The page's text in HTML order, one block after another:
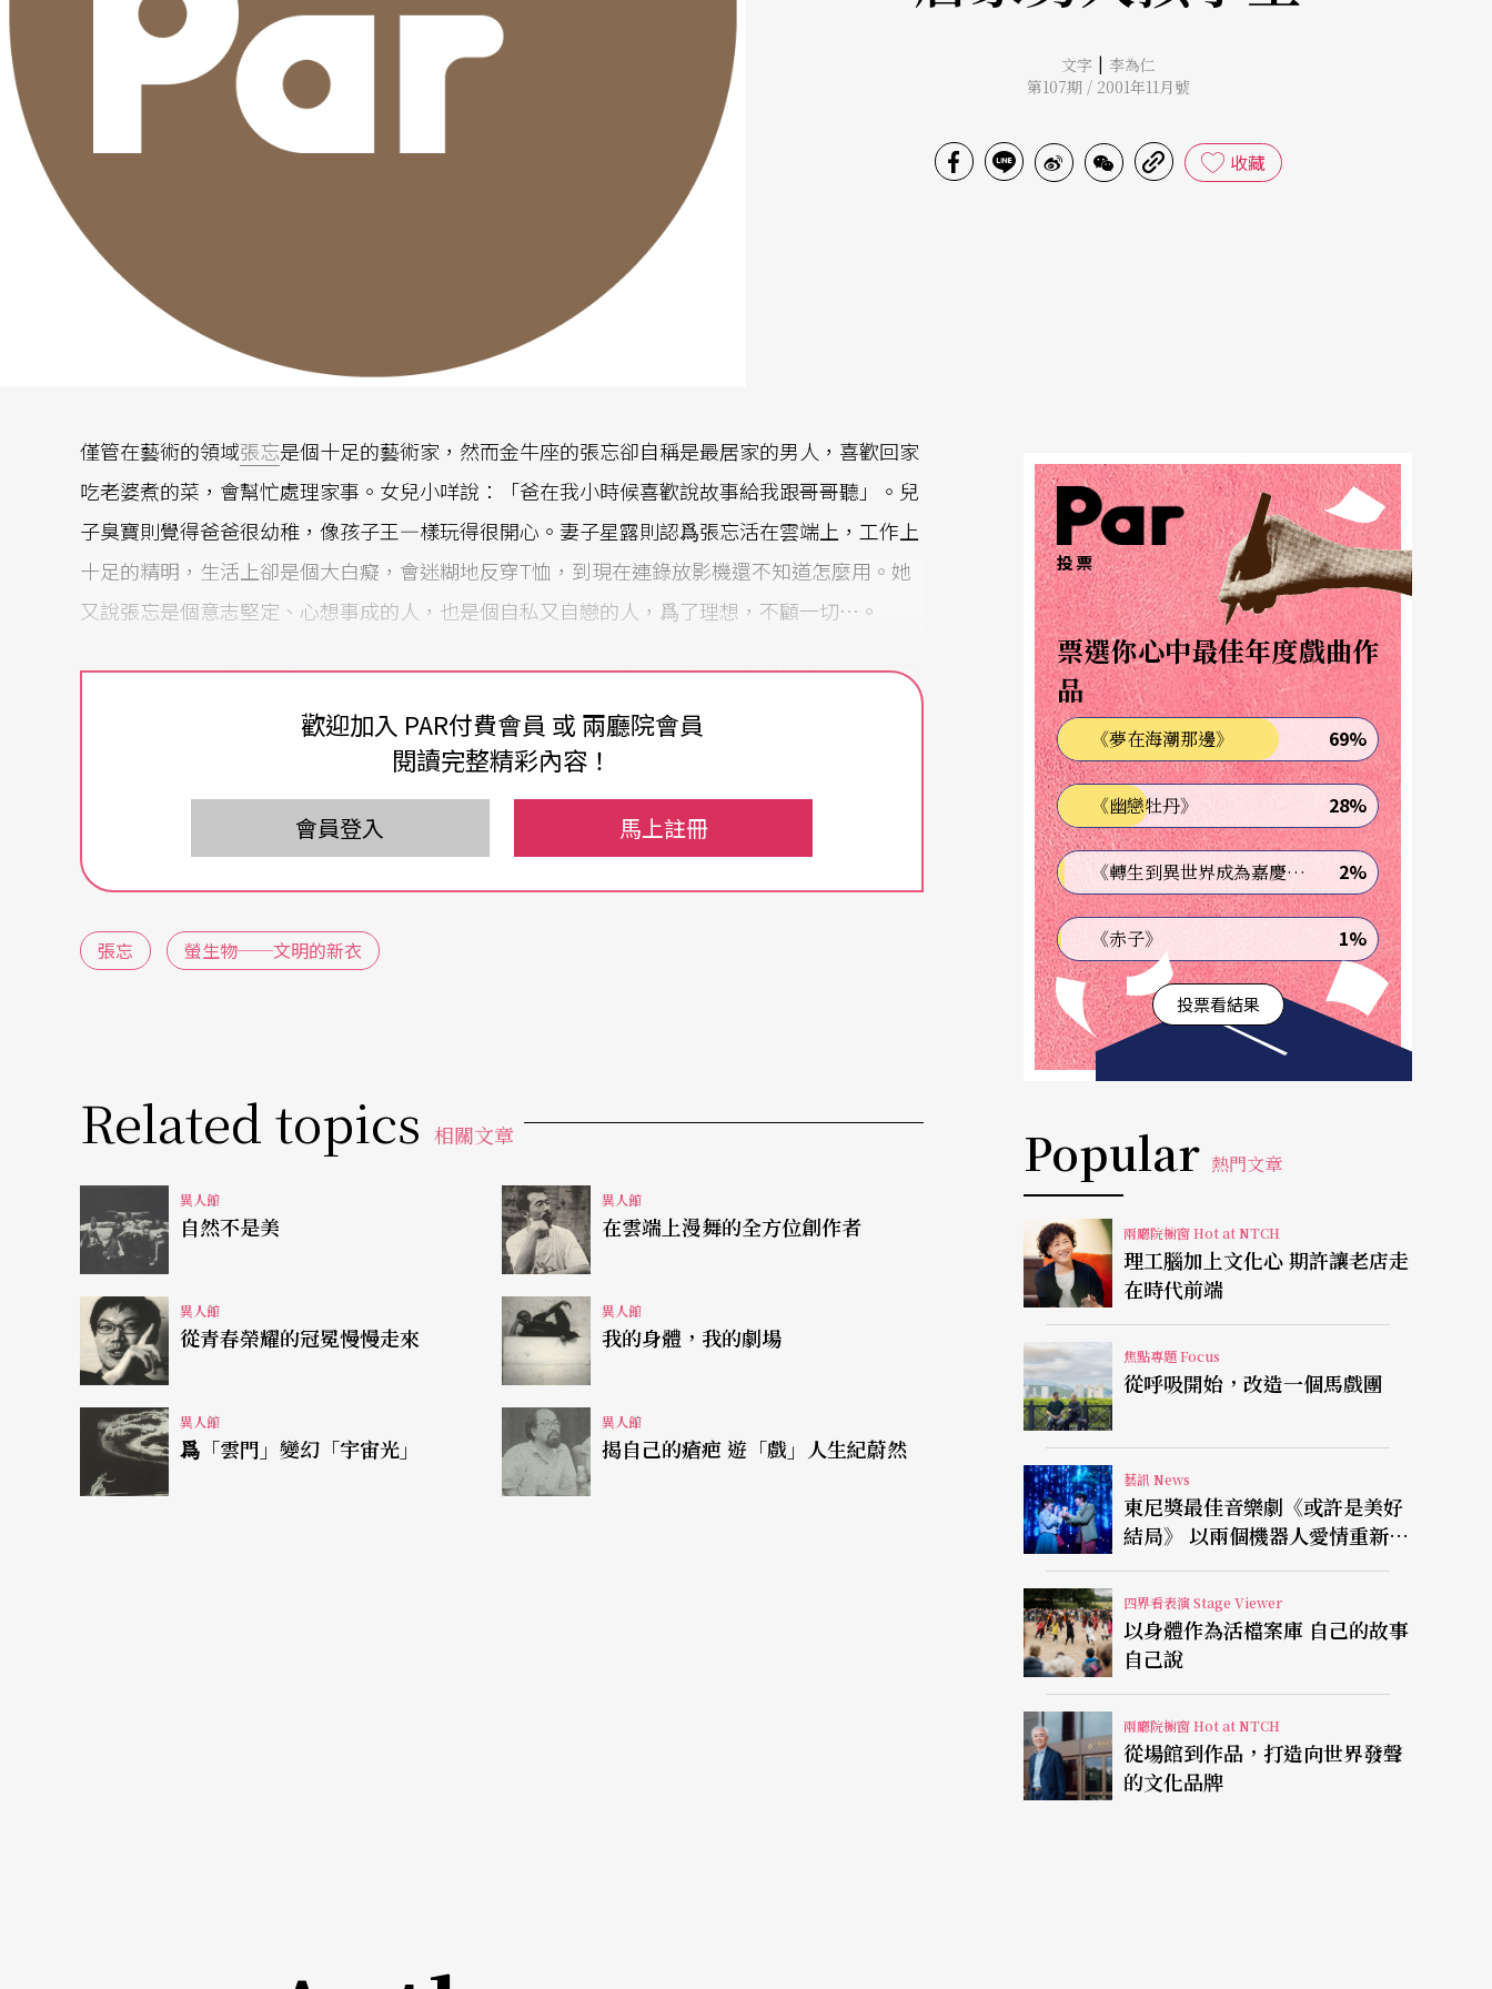
文字 | 李為仁
第107期 / 2001年11月號
收藏
僅管在藝術的領域張忘是個十足的藝術家，然而金牛座的張忘卻自稱是最居家的男人，喜歡回家
吃老婆煮的菜，會幫忙處理家事。女兒小咩說：「爸在我小時候喜歡說故事給我跟哥哥聽」。兒
子臭寶則覺得爸爸很幼稚，像孩子王—樣玩得很開心。妻子星露則認爲張忘活在雲端上，工作上
十足的精明，生活上卻是個大白癡，會迷糊地反穿T恤，到現在連錄放影機還不知道怎麼用。她
又說張忘是個意志堅定、心想事成的人，也是個自私又自戀的人，爲了理想，不顧一切…。
有一次匯川到碧潭沙洲演出《螢生物──文明的新衣》，所有團員一早就到現場撿漂流木、廢棄
物，堆石塊做裝置，架燈光、拉電線，一群人忙累得像狗一樣。終於熬到晚上要演出了，開演前
十分鐘卻發現張忘不見了（他也是演出裡的一隻「螢生物」），大家緊張地東找西找，赫然發現
他正悠哉悠哉地陪著兒子臭寶，在碧潭裡划天鵝船…。這就是張忘！
歡迎加入 PAR付費會員 或 兩廳院會員
閱讀完整精彩內容！
會員登入 馬上註冊
張忘 螢生物──文明的新衣
Related topics 相關文章
異人館
自然不是美
異人館
在雲端上漫舞的全方位創作者
異人館
從青春榮耀的冠冕慢慢走來
異人館
我的身體，我的劇場
異人館
爲「雲門」變幻「宇宙光」
異人館
揭自己的瘡疤 遊「戲」人生紀蔚然
投票
票選你心中最佳年度戲曲作
品
《夢在海潮那邊》 69%
《幽戀牡丹》 28%
《轉生到異世界成為嘉慶君—發現我的祖先是詐騙集團!?》 2%
《赤子》 1%
投票看結果
Popular 熱門文章
兩廳院櫥窗 Hot at NTCH
理工腦加上文化心 期許讓老店走
在時代前端
焦點專題 Focus
從呼吸開始，改造一個馬戲團
藝訊 News
東尼獎最佳音樂劇《或許是美好
結局》 以兩個機器人愛情重新凝
視有限人生
四界看表演 Stage Viewer
以身體作為活檔案庫 自己的故事
自己說
兩廳院櫥窗 Hot at NTCH
從場館到作品，打造向世界發聲
的文化品牌